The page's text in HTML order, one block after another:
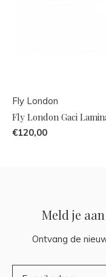
Fly London
Fly London Gaci
€120,00
Meld je
Ontvang de